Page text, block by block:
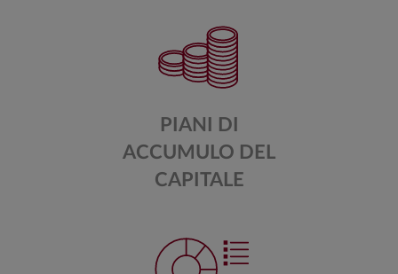
PIANI DI
ACCUMULO DEL
CAPITALE